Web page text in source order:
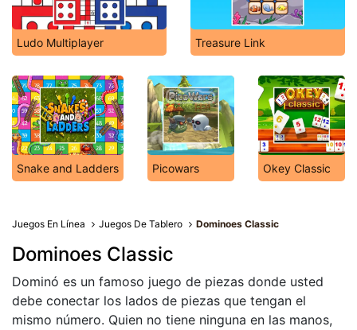
Ludo Multiplayer Treasure Link
Snake and Ladders Picowars Okey Classic
Juegos En Línea Juegos De Tablero Dominoes Classic
Dominoes Classic
Dominó es un famoso juego de piezas donde usted
debe conectar los lados de piezas que tengan el
mismo número. Quien no tiene ninguna en las manos,